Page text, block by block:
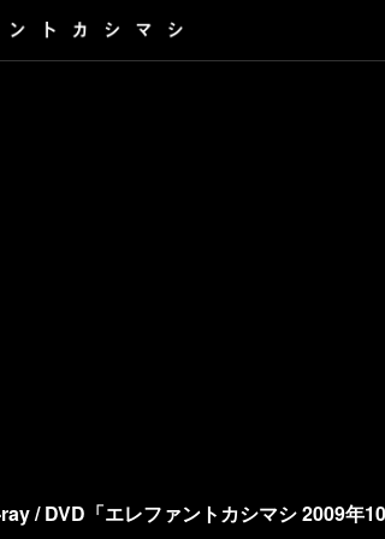
/ DVD「エレファントカシマシ 2009年